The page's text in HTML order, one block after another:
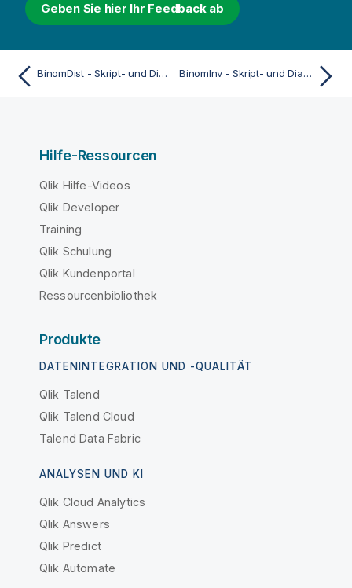
Geben Sie hier Ihr Feedback ab
BinomDist - Skript- und Diagrammfunktion BinomInv - Skript- und Diagrammfunktion
Hilfe-Ressourcen
Qlik Hilfe-Videos
Qlik Developer
Training
Qlik Schulung
Qlik Kundenportal
Ressourcenbibliothek
Produkte
DATENINTEGRATION UND -QUALITÄT
Qlik Talend
Qlik Talend Cloud
Talend Data Fabric
ANALYSEN UND KI
Qlik Cloud Analytics
Qlik Answers
Qlik Predict
Qlik Automate